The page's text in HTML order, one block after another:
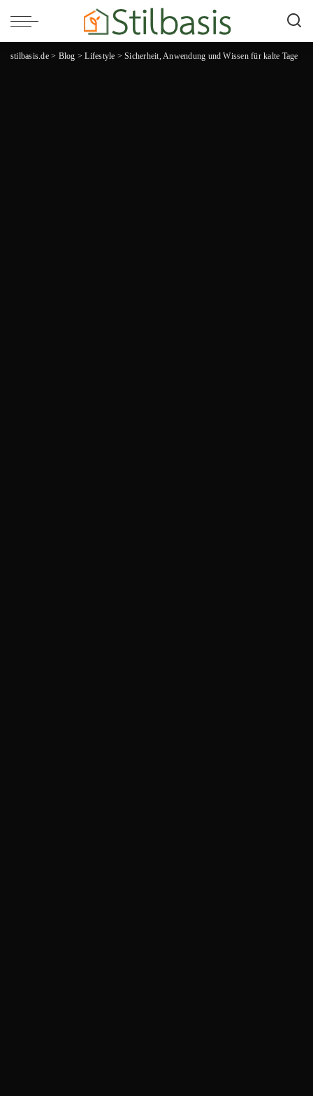
stilbasis.de> Blog >Lifestyle >Sicherheit, Anwendung und Wissen für kalte Tage